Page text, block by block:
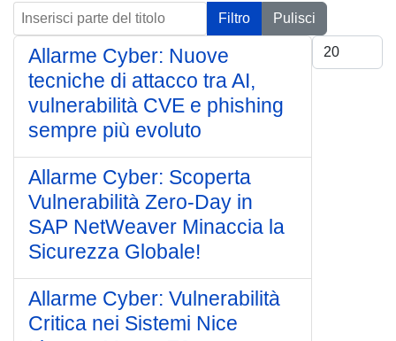
Inserisci parte del titolo Filtro
Pulisci
Visualizza #
Allarme Cyber: Nuove
tecniche di attacco tra AI,
vulnerabilità CVE e phishing
sempre più evoluto
Allarme Cyber: Scoperta
Vulnerabilità Zero-Day in
SAP NetWeaver Minaccia la
Sicurezza Globale!
Allarme Cyber: Vulnerabilità
Critica nei Sistemi Nice